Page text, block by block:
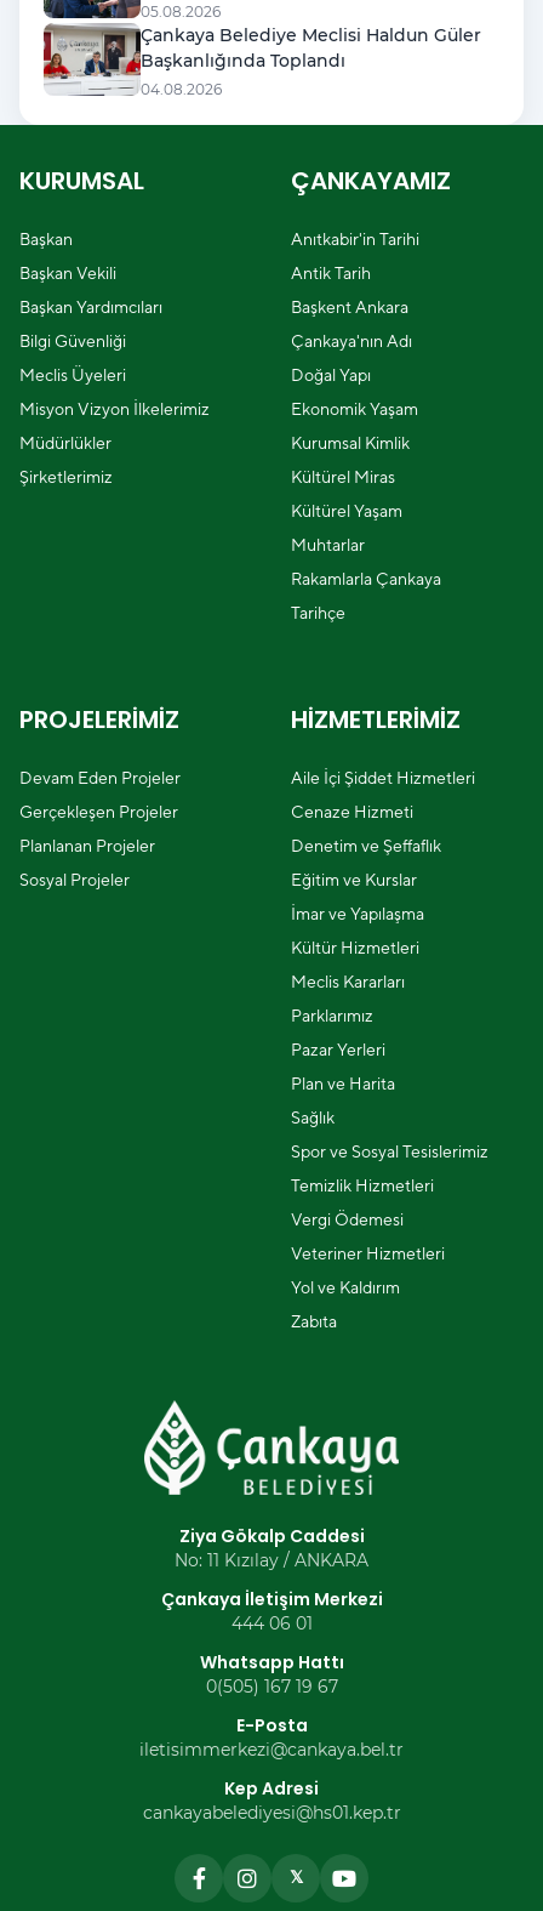
05.08.2026
Çankaya Belediye Meclisi Haldun Güler
Başkanlığında Toplandı
04.08.2026
KURUMSAL
Başkan
Başkan Vekili
Başkan Yardımcıları
Bilgi Güvenliği
Meclis Üyeleri
Misyon Vizyon İlkelerimiz
Müdürlükler
Şirketlerimiz
ÇANKAYAMIZ
Anıtkabir'in Tarihi
Antik Tarih
Başkent Ankara
Çankaya'nın Adı
Doğal Yapı
Ekonomik Yaşam
Kurumsal Kimlik
Kültürel Miras
Kültürel Yaşam
Muhtarlar
Rakamlarla Çankaya
Tarihçe
PROJELERİMİZ
Devam Eden Projeler
Gerçekleşen Projeler
Planlanan Projeler
Sosyal Projeler
HİZMETLERİMİZ
Aile İçi Şiddet Hizmetleri
Cenaze Hizmeti
Denetim ve Şeffaflık
Eğitim ve Kurslar
İmar ve Yapılaşma
Kültür Hizmetleri
Meclis Kararları
Parklarımız
Pazar Yerleri
Plan ve Harita
Sağlık
Spor ve Sosyal Tesislerimiz
Temizlik Hizmetleri
Vergi Ödemesi
Veteriner Hizmetleri
Yol ve Kaldırım
Zabıta
Ziya Gökalp Caddesi
No: 11 Kızılay / ANKARA
Çankaya İletişim Merkezi
444 06 01
Whatsapp Hattı
0(505) 167 19 67
E-Posta
iletisimmerkezi@cankaya.bel.tr
Kep Adresi
cankayabelediyesi@hs01.kep.tr
𝕏